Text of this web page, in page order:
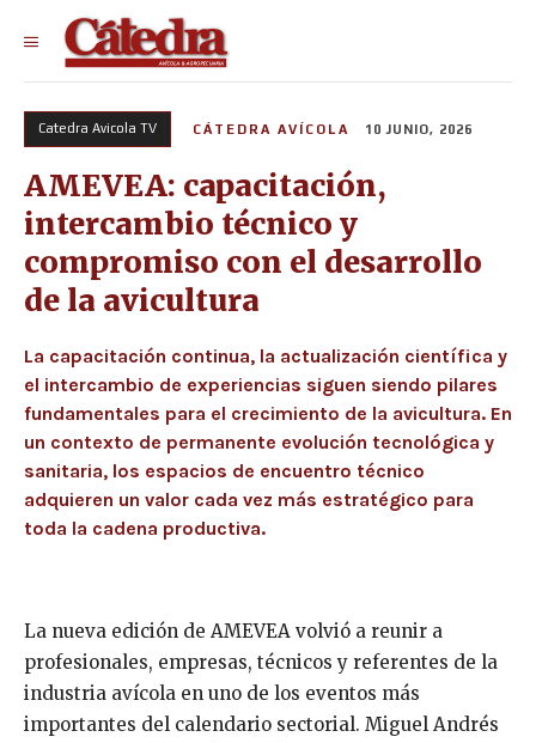
Catedra Avicola TV CÁTEDRA AVÍCOLA 10 JUNIO, 2026
AMEVEA: capacitación,
intercambio técnico y
compromiso con el desarrollo
de la avicultura
La capacitación continua, la actualización científica y
el intercambio de experiencias siguen siendo pilares
fundamentales para el crecimiento de la avicultura. En
un contexto de permanente evolución tecnológica y
sanitaria, los espacios de encuentro técnico
adquieren un valor cada vez más estratégico para
toda la cadena productiva.
La nueva edición de AMEVEA volvió a reunir a
profesionales, empresas, técnicos y referentes de la
industria avícola en uno de los eventos más
importantes del calendario sectorial. Miguel Andrés